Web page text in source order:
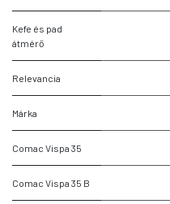
Kefe és pad
átmérő
Relevancia
Márka
Comac Vispa 35
Comac Vispa 35 B